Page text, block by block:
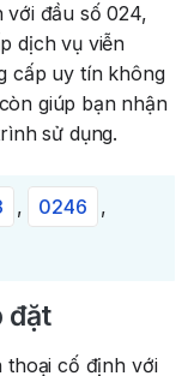
đầu số 024,
dịch vụ viễn
cấp uy tín không
giúp bạn nhận
sử dụng.
, 0246
,
đặt
thoại cố định với